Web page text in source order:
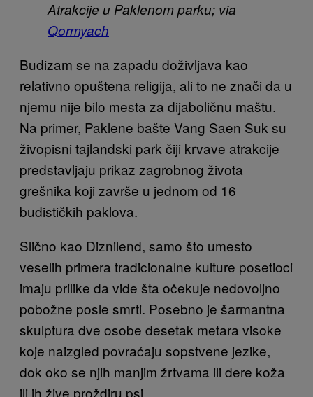
Atrakcije u Paklenom parku; via
Qormyach
Budizam se na zapadu doživljava kao
relativno opuštena religija, ali to ne znači da u
njemu nije bilo mesta za dijaboličnu maštu.
Na primer, Paklene bašte Vang Saen Suk su
živopisni tajlandski park čiji krvave atrakcije
predstavljaju prikaz zagrobnog života
grešnika koji završe u jednom od 16
budističkih paklova.
Slično kao Diznilend, samo što umesto
veselih primera tradicionalne kulture posetioci
imaju prilike da vide šta očekuje nedovoljno
pobožne posle smrti. Posebno je šarmantna
skulptura dve osobe desetak metara visoke
koje naizgled povraćaju sopstvene jezike,
dok oko se njih manjim žrtvama ili dere koža
ili ih žive proždiru psi.